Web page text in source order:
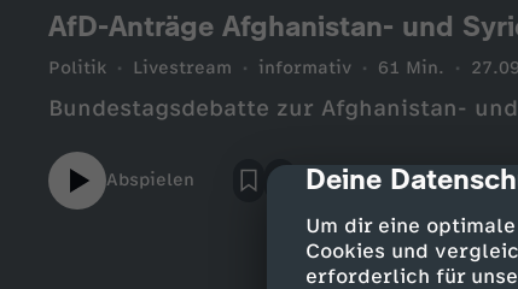
cmp-dialog-
Deine
Um dir eine
Cookies und
erforderlich für
AfD-Anträge Afghanistan- und
Politik Livestream informativ 61 Min.
Bundestagsdebatte zur Afghanistan-
Abspielen